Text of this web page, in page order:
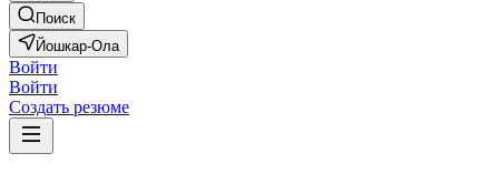
Поиск
Йошкар-Ола
Войти
Войти
Создать резюме